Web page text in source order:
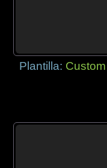
Plantilla: Custom